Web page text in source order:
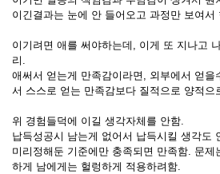
이긴결과는 눈에 안 들어오고 과정만 보여서
이기려면 애를 써야하는데, 이게 또 지나고
리.
애써서 얻는게 만족감이라면, 외부에서 얻을
서 스스로 얻는 만족감보다 질적으로 양적으
위 경험들덕에 이길 생각자체를 안함.
납득성공시 남는게 없어서 납득시킬 생각도
미리정해둔 기준에만 충족되면 만족함. 문제
하게 남에게는 헐렁하게 적용하려함.